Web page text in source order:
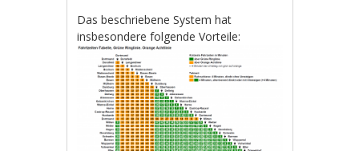
Das beschriebene System hat
insbesondere folgende Vorteile: